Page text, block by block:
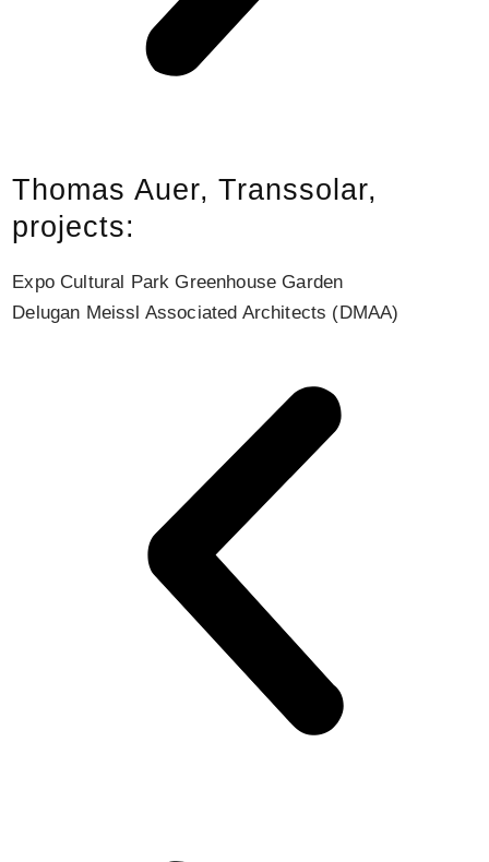
Thomas Auer, Transsolar,
projects:
Expo Cultural Park Greenhouse Garden
Delugan Meissl Associated Architects (DMAA)